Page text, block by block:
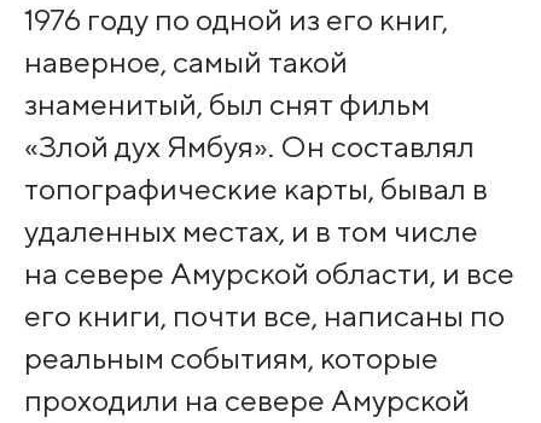
1976 году по одной из его книг,
наверное, самый такой
знаменитый, был снят фильм
«Злой дух Ямбуя». Он составлял
топографические карты, бывал в
удаленных местах, и в том числе
на севере Амурской области, и все
его книги, почти все, написаны по
реальным событиям, которые
проходили на севере Амурской